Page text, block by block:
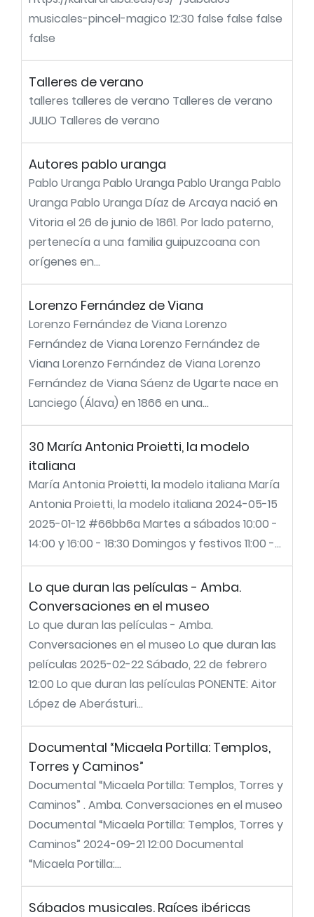
musicales-pincel-magico 12:30 false false false
false
Talleres de verano
talleres talleres de verano Talleres de verano
JULIO Talleres de verano
Autores pablo uranga
Pablo Uranga Pablo Uranga Pablo Uranga Pablo
Uranga Pablo Uranga Díaz de Arcaya nació en
Vitoria el 26 de junio de 1861. Por lado paterno,
pertenecía a una familia guipuzcoana con
orígenes en...
Lorenzo Fernández de Viana
Lorenzo Fernández de Viana Lorenzo
Fernández de Viana Lorenzo Fernández de
Viana Lorenzo Fernández de Viana Lorenzo
Fernández de Viana Sáenz de Ugarte nace en
Lanciego (Álava) en 1866 en una...
30 María Antonia Proietti, la modelo
italiana
María Antonia Proietti, la modelo italiana María
Antonia Proietti, la modelo italiana 2024-05-15
2025-01-12 #66bb6a Martes a sábados 10:00 -
14:00 y 16:00 - 18:30 Domingos y festivos 11:00 -...
Lo que duran las películas - Amba.
Conversaciones en el museo
Lo que duran las películas - Amba.
Conversaciones en el museo Lo que duran las
películas 2025-02-22 Sábado, 22 de febrero
12:00 Lo que duran las películas PONENTE: Aitor
López de Aberásturi...
Documental “Micaela Portilla: Templos,
Torres y Caminos”
Documental “Micaela Portilla: Templos, Torres y
Caminos” . Amba. Conversaciones en el museo
Documental “Micaela Portilla: Templos, Torres y
Caminos” 2024-09-21 12:00 Documental
“Micaela Portilla:...
Sábados musicales. Raíces ibéricas